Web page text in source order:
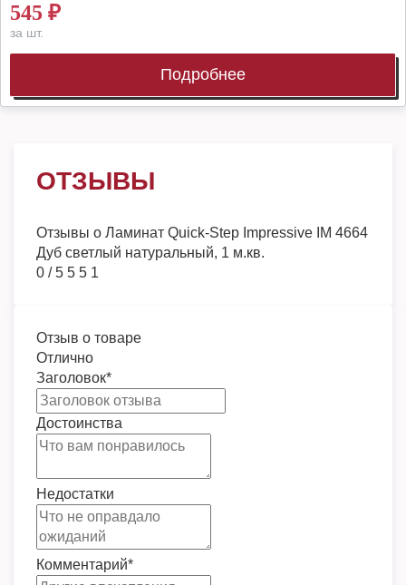
545 ₽
за шт.
Подробнее
ОТЗЫВЫ
Отзывы о Ламинат Quick-Step Impressive IM 4664
Дуб светлый натуральный, 1 м.кв.
0 /5 5 5 1
Отзыв о товаре
Отлично
Заголовок*
Достоинства
Недостатки
Комментарий*